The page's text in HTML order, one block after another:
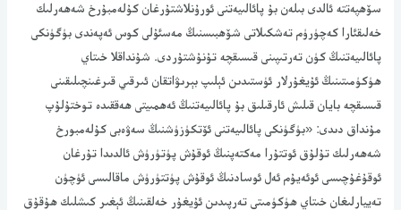
سۆھپەتتە ئالدى بىلەن بۇ پائالىيەتنى ئورۇنلاشتۇرغان كۇلەمبۇرخ شەھەرلىك
خەلىقئارا كەچۈرۈم تەشكىلاتى شۆھبىسنىڭ مەسئۇلى كوس ئەپەندى بۈگۈنكى
پائالىيەتنىڭ كۈن تەرتىپىنى قىسىقچە تۇنۇشتۇردى. شۇنداقلا خىتاي
ھۈكۈمىتىنىڭ ئۇيغۇرلار ئۈستىدىن ئېلىپ بېرىۋاتقان ئىرقىي قىرغىنچىلىقىنى
قىسىقچە بايان قىلىش ئارقىلىق بۇ پائالىيەتنىڭ ئەھمىيتى ھەققىدە توختۇلۇپ
مۇنداق دىدى: «بۈگۈنكى پائالىيەتنى ئۆتكۈزۈشنىڭ سەۋەبى كۇلەمبورخ
شەھەرلىك تۇلۇق ئوتتۇرا مەكتەپنىڭ ئوقۇش پۈتۈرۈش ئالدىدا تۇرغان
ئوقۇغۇچىسى ئوئەيۇم ئەل ئوسادنىڭ ئوقۇش پۈتتۈرۈش ماقالىسى ئۈچۈن
تەييارلىغان خىتاي ھۈكۈمىتى تەرپىدىن ئۇيغۇر خەلقىنىڭ ئېغىر كىشلىك ھۇقۇق